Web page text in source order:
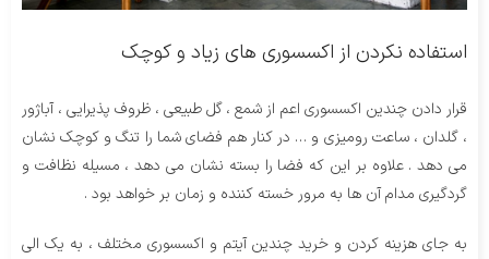
استفاده نکردن از اکسسوری های زیاد و کوچک
قرار دادن چندین اکسسوری اعم از شمع ، گل طبیعی ، ظروف پذیرایی ، آباژور
، گلدان ، ساعت رومیزی و … در کنار هم فضای شما را تنگ و کوچک نشان
می دهد . علاوه بر این که فضا را بسته نشان می دهد ، مسیله نظافت و
گردگیری مدام آن ها به مرور خسته کننده و زمان بر خواهد بود .
به جای هزینه کردن و خرید چندین آیتم و اکسسوری مختلف ، به یک الی